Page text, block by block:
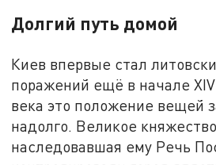
Долгий путь домой
Киев впервые стал
поражений ещё в начале
века это положение вещей
надолго. Великое
наследовавшая ему Речь